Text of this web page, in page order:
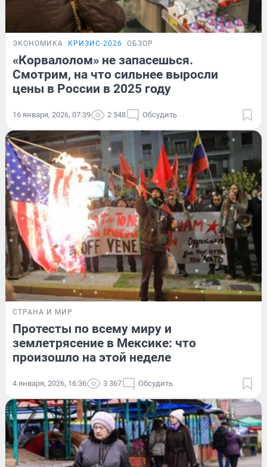
ЭКОНОМИКА КРИЗИС-2026 ОБЗОР
«Корвалолом» не запасешься.
Смотрим, на что сильнее выросли
цены в России в 2025 году
16 января, 2026, 07:39 2 548 Обсудить
СТРАНА И МИР
Протесты по всему миру и
землетрясение в Мексике: что
произошло на этой неделе
4 января, 2026, 16:36 3 367 Обсудить